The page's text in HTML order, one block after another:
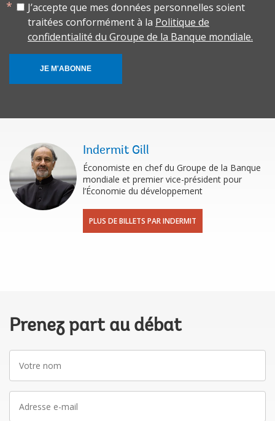
J’accepte que mes données personnelles soient
traitées conformément à la Politique de
confidentialité du Groupe de la Banque mondiale.
JE M'ABONNE
Indermit Gill
Économiste en chef du Groupe de la Banque
mondiale et premier vice-président pour
l’Économie du développement
PLUS DE BILLETS PAR INDERMIT
Prenez part au débat
nom